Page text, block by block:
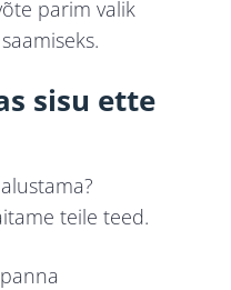
parim valik
sisu ette
teile teed.